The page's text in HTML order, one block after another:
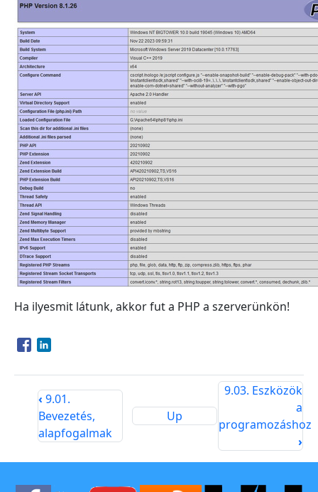
Ha ilyesmit látunk, akkor fut a PHP a szerverünkön!
Opens in a new window
Opens in a new window
‹ 9.01.
Bevezetés,
alapfogalmak
Up
9.03. Eszközök
a
programozáshoz
›